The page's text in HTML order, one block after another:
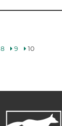
8 9 10